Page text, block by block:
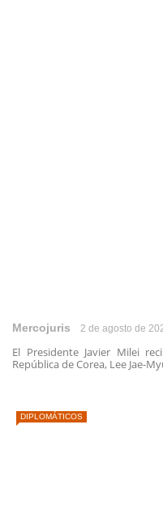
Mercojuris 2 de agosto de
El Presidente Javier Milei
República de Corea, Lee Jae-
DIPLOMÁTICOS